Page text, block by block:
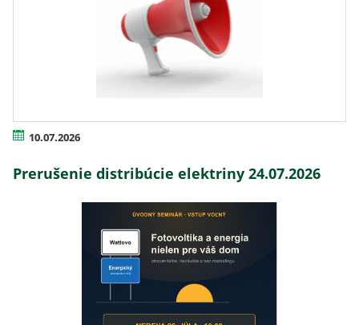
10.07.2026
Prerušenie distribúcie elektriny 24.07.2026